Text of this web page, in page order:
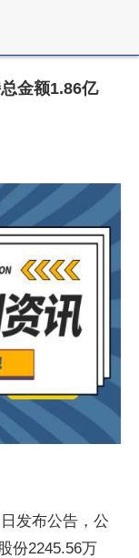
金额1.86亿
发布公告，公
份2245.56万